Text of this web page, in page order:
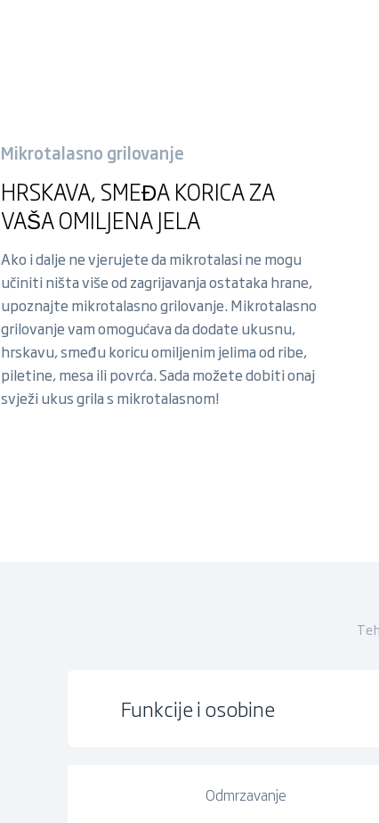
Mikrotalasno grilovanje
HRSKAVA, SMEĐA KORICA ZA
VAŠA OMILJENA JELA
Ako i dalje ne vjerujete da mikrotalasi ne mogu
učiniti ništa više od zagrijavanja ostataka hrane,
upoznajte mikrotalasno grilovanje. Mikrotalasno
grilovanje vam omogućava da dodate ukusnu,
hrskavu, smeđu koricu omiljenim jelima od ribe,
piletine, mesa ili povrća. Sada možete dobiti onaj
svježi ukus grila s mikrotalasnom!
Funkcije i osobine
Odmrzavanje